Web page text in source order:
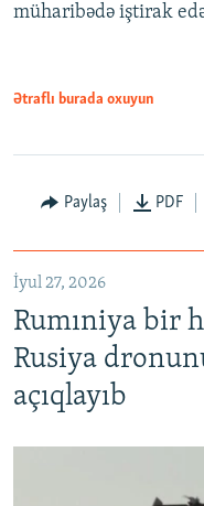
müharibədə iştirak
Ətraflı burada oxuyun
Paylaş PDF
İyul 27, 2026
Rumıniya bir
Rusiya
açıqlayıb